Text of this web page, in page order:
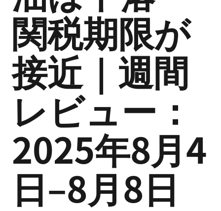
関税期限が
接近｜週間
レビュー：
2025年8月4
日–8月8日